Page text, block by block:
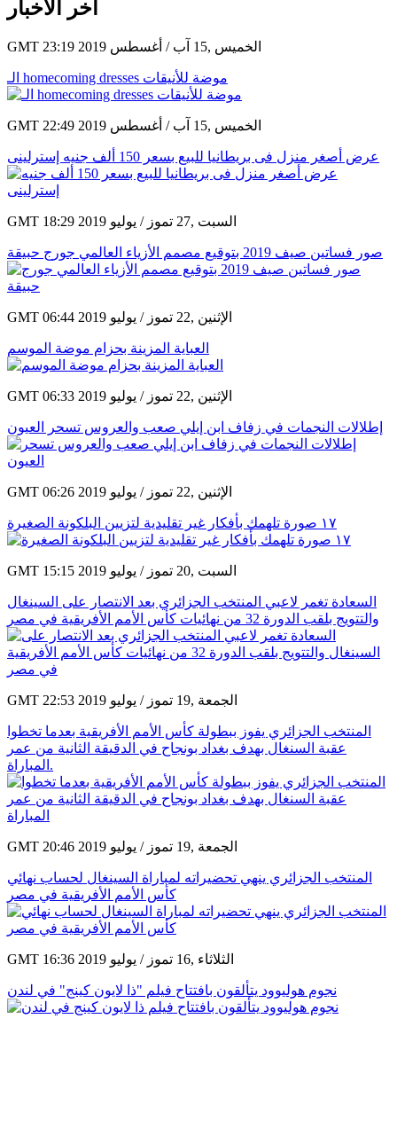
آخر الأخبار
GMT 23:19 2019 الخميس ,15 آب / أغسطس
الـ homecoming dresses موضة للأنيقات
GMT 22:49 2019 الخميس ,15 آب / أغسطس
عرض أصغر منزل فى بريطانيا للبيع بسعر 150 ألف جنيه إسترلينى
GMT 18:29 2019 السبت ,27 تموز / يوليو
صور فساتين صيف 2019 بتوقيع مصمم الأزياء العالمي جورج حبيقة
GMT 06:44 2019 الإثنين ,22 تموز / يوليو
العباية المزينة بحزام موضة الموسم
GMT 06:33 2019 الإثنين ,22 تموز / يوليو
إطلالات النجمات في زفاف ابن إيلي صعب والعروس تسحر العيون
GMT 06:26 2019 الإثنين ,22 تموز / يوليو
١٧ صورة تلهمك بأفكار غير تقليدية لتزيين البلكونة الصغيرة
GMT 15:15 2019 السبت ,20 تموز / يوليو
السعادة تغمر لاعبي المنتخب الجزائري بعد الانتصار على السينغال
والتتويج بلقب الدورة 32 من نهائيات كأس الأمم الأفريقية في مصر
GMT 22:53 2019 الجمعة ,19 تموز / يوليو
المنتخب الجزائري يفوز ببطولة كأس الأمم الأفريقية بعدما تخطوا
عقبة السنغال بهدف بغداد بونجاح في الدقيقة الثانية من عمر
المباراة.
GMT 20:46 2019 الجمعة ,19 تموز / يوليو
المنتخب الجزائري ينهي تحضيراته لمباراة السينغال لحساب نهائي
كأس الأمم الأفريقية في مصر
GMT 16:36 2019 الثلاثاء ,16 تموز / يوليو
نجوم هوليوود يتألقون بافتتاح فيلم "ذا لايون كينج" في لندن